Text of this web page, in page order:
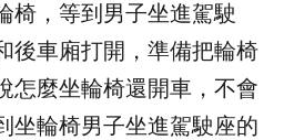
椅，等到男子坐進駕駛
後車廂打開，準備把輪椅
怎麼坐輪椅還開車，不會
坐輪椅男子坐進駕駛座的